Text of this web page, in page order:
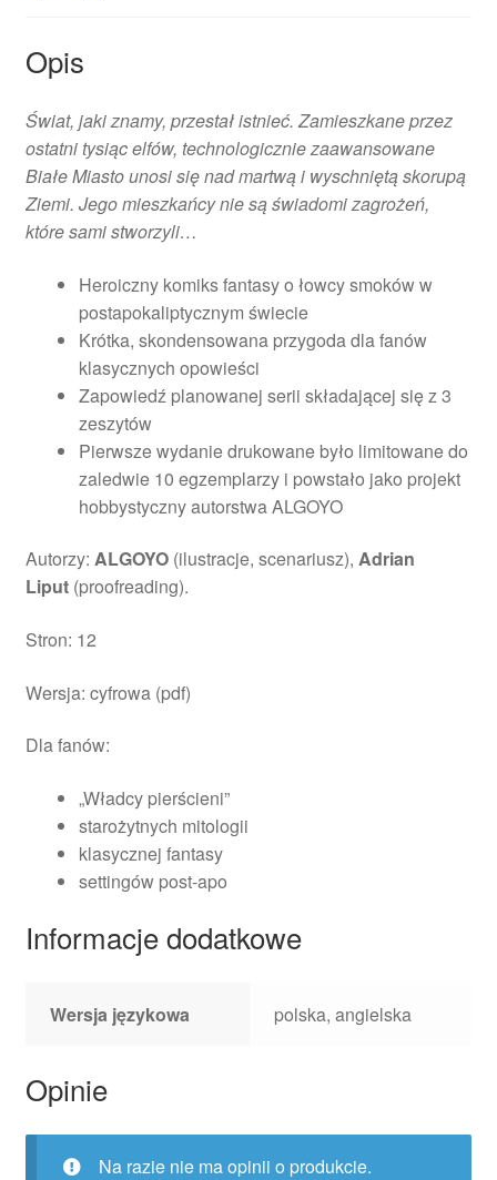
Opis
Świat, jaki znamy, przestał istnieć. Zamieszkane przez
ostatni tysiąc elfów, technologicznie zaawansowane
Białe Miasto unosi się nad martwą i wyschniętą skorupą
Ziemi. Jego mieszkańcy nie są świadomi zagrożeń,
które sami stworzyli…
Heroiczny komiks fantasy o łowcy smoków w
postapokaliptycznym świecie
Krótka, skondensowana przygoda dla fanów
klasycznych opowieści
Zapowiedź planowanej serii składającej się z 3
zeszytów
Pierwsze wydanie drukowane było limitowane do
zaledwie 10 egzemplarzy i powstało jako projekt
hobbystyczny autorstwa ALGOYO
Autorzy: ALGOYO (ilustracje, scenariusz), Adrian
Liput (proofreading).
Stron: 12
Wersja: cyfrowa (pdf)
Dla fanów:
„Władcy pierścieni”
starożytnych mitologii
klasycznej fantasy
settingów post-apo
Informacje dodatkowe
Wersja językowa polska, angielska
Opinie
Na razie nie ma opinii o produkcie.